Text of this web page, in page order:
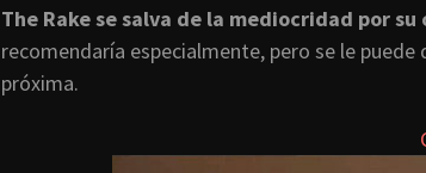
The Rake se salva de la mediocridad por
recomendaría especialmente, pero se le
próxima.